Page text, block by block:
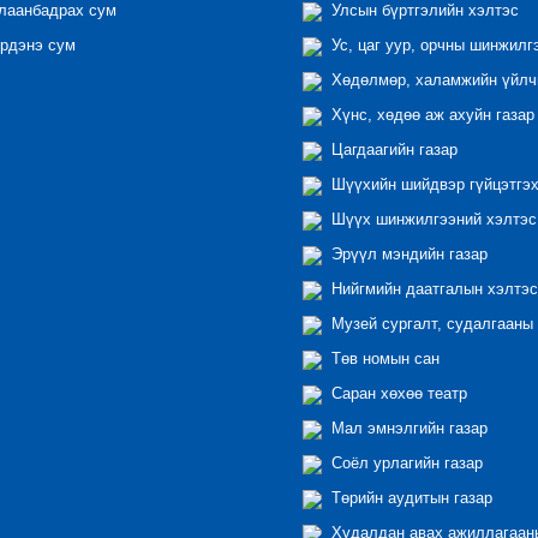
сум
сум
Улсын бүртгэлийн хэлтэс
Ус, цаг уур, орчны
Хөдөлмөр, халамжийн
Хүнс, хөдөө аж ахуйн газар
Цагдаагийн газар
Шүүхийн шийдвэр
Шүүх шинжилгээний хэлтэс
Эрүүл мэндийн газар
Нийгмийн даатгалын хэлтэс
Музей сургалт, судалгааны
Төв номын сан
Саран хөхөө театр
Мал эмнэлгийн газар
Соёл урлагийн газар
Төрийн аудитын газар
Худалдан авах